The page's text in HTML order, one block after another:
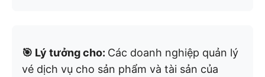
🎯 Lý tưởng cho: Các doanh nghiệp quản lý
vé dịch vụ cho sản phẩm và tài sản của